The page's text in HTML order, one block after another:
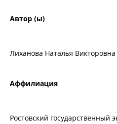
Автор (ы)
Лиханова Наталья Викторовна
Аффилиация
Ростовский государственный